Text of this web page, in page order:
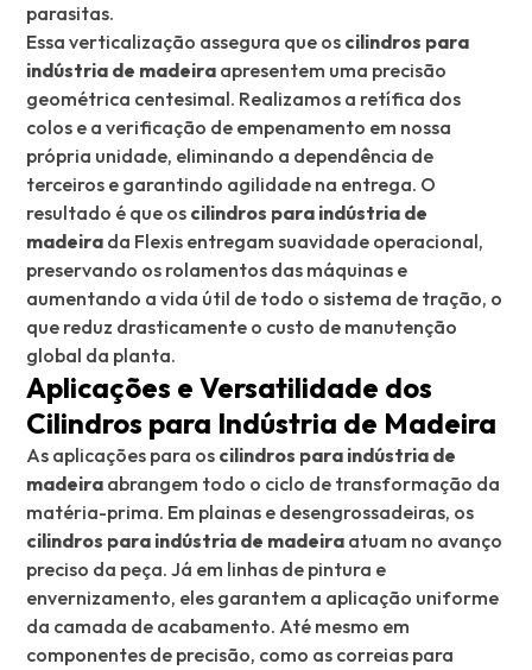
parasitas.
Essa verticalização assegura que os cilindros para
indústria de madeira apresentem uma precisão
geométrica centesimal. Realizamos a retífica dos
colos e a verificação de empenamento em nossa
própria unidade, eliminando a dependência de
terceiros e garantindo agilidade na entrega. O
resultado é que os cilindros para indústria de
madeira da Flexis entregam suavidade operacional,
preservando os rolamentos das máquinas e
aumentando a vida útil de todo o sistema de tração, o
que reduz drasticamente o custo de manutenção
global da planta.
Aplicações e Versatilidade dos
Cilindros para Indústria de Madeira
As aplicações para os cilindros para indústria de
madeira abrangem todo o ciclo de transformação da
matéria-prima. Em plainas e desengrossadeiras, os
cilindros para indústria de madeira atuam no avanço
preciso da peça. Já em linhas de pintura e
envernizamento, eles garantem a aplicação uniforme
da camada de acabamento. Até mesmo em
componentes de precisão, como as correias para